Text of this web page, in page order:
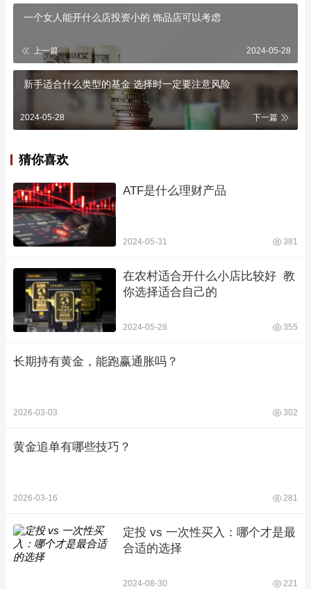
一个女人能开什么店投资小的 饰品店可以考虑
上一篇 2024-05-28
新手适合什么类型的基金 选择时一定要注意风险
2024-05-28 下一篇
猜你喜欢
ATF是什么理财产品
2024-05-31 381
在农村适合开什么小店比较好  教
你选择适合自己的
2024-05-28 355
长期持有黄金，能跑赢通胀吗？
2026-03-03 302
黄金追单有哪些技巧？
2026-03-16 281
定投 vs 一次性买入：哪个才是最
合适的选择
2024-08-30 221